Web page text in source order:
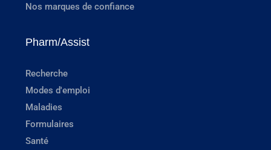
Nos marques de confiance
Pharm/Assist
Recherche
Modes d'emploi
Maladies
Formulaires
Santé